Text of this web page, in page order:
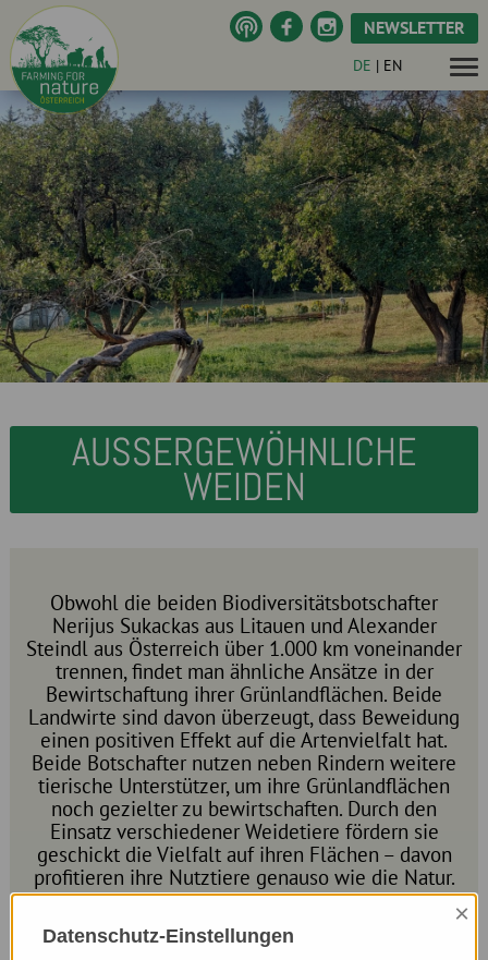
NEWSLETTER
DE | EN
AUSSERGEWÖHNLICHE W
EIDEN
Obwohl die beiden Biodiversitätsbotschafter
Nerijus Sukackas aus Litauen und Alexander
Steindl aus Österreich über 1.000 km voneinander
trennen, findet man ähnliche Ansätze in der
Bewirtschaftung ihrer Grünlandflächen. Beide
Landwirte sind davon überzeugt, dass Beweidung
einen positiven Effekt auf die Artenvielfalt hat.
Beide Botschafter nutzen neben Rindern weitere
tierische Unterstützer, um ihre Grünlandflächen
noch gezielter zu bewirtschaften. Durch den
Einsatz verschiedener Weidetiere fördern sie
geschickt die Vielfalt auf ihren Flächen – davon
profitieren ihre Nutztiere genauso wie die Natur.
Auf welche Weise? Das erfährst du in dem
Kurzfilm und erhältst außerdem spannende
Einblicke in die außergewöhnlichen Weiden der
Datenschutz-Einstellungen
×